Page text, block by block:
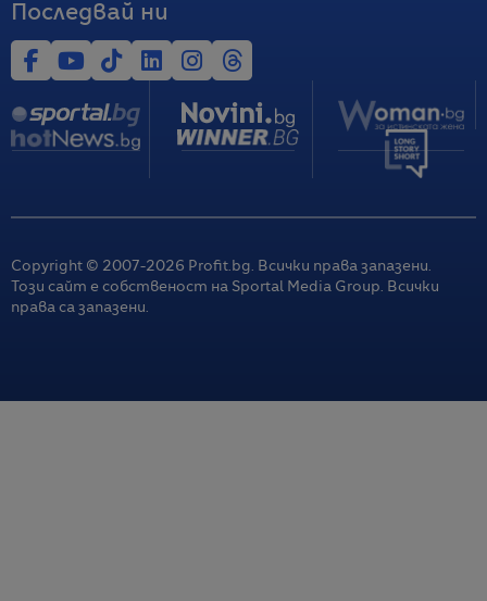
Последвай ни
Copyright © 2007-2026 Profit.bg. Всички права запазени.
Този сайт е собственост на Sportal Media Group. Всички
права са запазени.